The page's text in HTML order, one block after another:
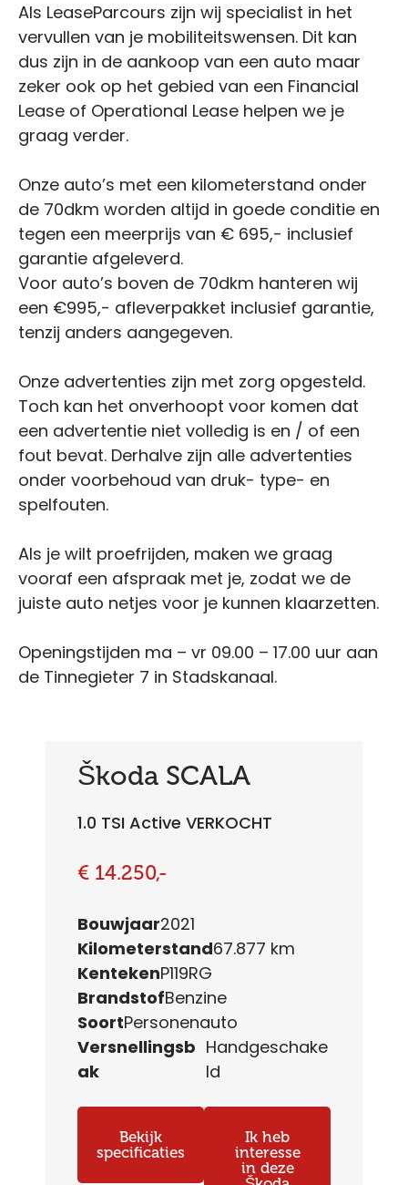
Als LeaseParcours zijn wij specialist in het
vervullen van je mobiliteitswensen. Dit kan
dus zijn in de aankoop van een auto maar
zeker ook op het gebied van een Financial
Lease of Operational Lease helpen we je
graag verder.
Onze auto’s met een kilometerstand onder
de 70dkm worden altijd in goede conditie en
tegen een meerprijs van € 695,- inclusief
garantie afgeleverd.
Voor auto’s boven de 70dkm hanteren wij
een €995,- afleverpakket inclusief garantie,
tenzij anders aangegeven.
Onze advertenties zijn met zorg opgesteld.
Toch kan het onverhoopt voor komen dat
een advertentie niet volledig is en / of een
fout bevat. Derhalve zijn alle advertenties
onder voorbehoud van druk- type- en
spelfouten.
Als je wilt proefrijden, maken we graag
vooraf een afspraak met je, zodat we de
juiste auto netjes voor je kunnen klaarzetten.
Openingstijden ma – vr 09.00 – 17.00 uur aan
de Tinnegieter 7 in Stadskanaal.
Škoda SCALA
1.0 TSI Active VERKOCHT
€ 14.250,-
Bouwjaar2021
Kilometerstand67.877 km
KentekenP119RG
BrandstofBenzine
SoortPersonenauto
Versnellingsb
ak
Handgeschake
ld
Bekijk
specificaties
Ik heb
interesse
in deze